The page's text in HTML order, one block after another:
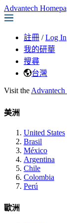
Advantech
註冊 / Log In
我的研華
搜尋
台灣
Visit the
美洲
United States
Brasil
México
Argentina
Chile
Colombia
Perú
歐洲